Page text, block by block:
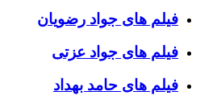
فیلم های جواد رضویان
فیلم های جواد عزتی
فیلم های حامد بهداد